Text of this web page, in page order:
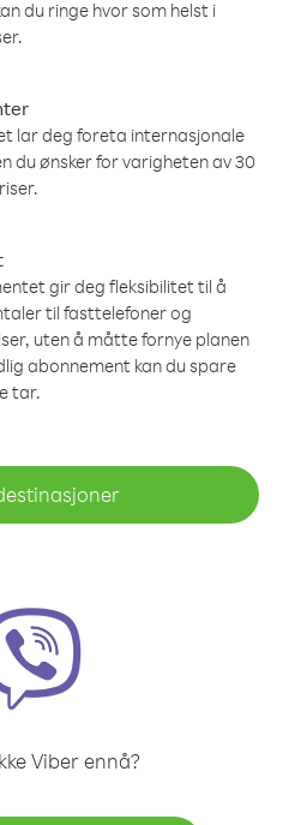
du ringe hvor som helst i
lar deg foreta internasjonale
du ønsker for varigheten av 30
gir deg fleksibilitet til å
til fasttelefoner og
uten å måtte fornye planen
abonnement kan du spare
tar.
Viber ennå?